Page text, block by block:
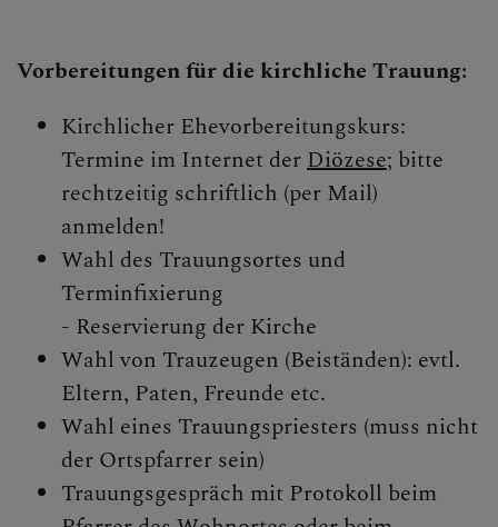
Vorbereitungen für die kirchliche Trauung:
Kirchlicher Ehevorbereitungskurs:
Termine im Internet derDiözese; bitte
rechtzeitig schriftlich (per Mail)
anmelden!
Wahl des Trauungsortes und
Terminfixierung
- Reservierung der Kirche
Wahl von Trauzeugen (Beiständen): evtl.
Eltern, Paten, Freunde etc.
Wahl eines Trauungspriesters (muss nicht
der Ortspfarrer sein)
Trauungsgespräch mit Protokoll beim